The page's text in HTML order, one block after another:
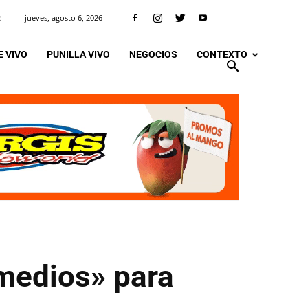
jueves, agosto 6, 2026
VIVO PUNILLA VIVO NEGOCIOS CONTEXTO
para